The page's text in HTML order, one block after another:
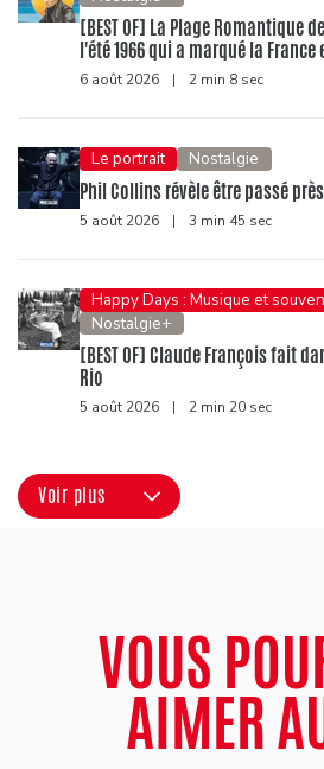
[BEST OF] La Plage Romantique
l'été 1966 qui a marqué la
6 août 2026 | 2 min 8 sec
Le portrait Nostalgie
Phil Collins révèle être passé
5 août 2026 | 3 min 45 sec
Happy Days : Musique et
Nostalgie+
[BEST OF] Claude François fait
Rio
5 août 2026 | 2 min 20 sec
Voir plus
VOUS
AIMER